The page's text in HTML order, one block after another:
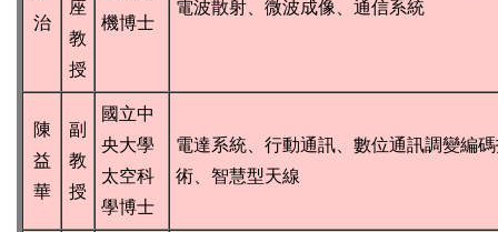
治
座
教
授
機博士
電波散射、微波成像、通信系統
陳
益
華
副
教
授
國立中
央大學
太空科
學博士
電達系統、行動通訊、數位通訊調變編
術、智慧型天線